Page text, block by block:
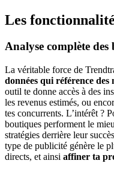
Les
Analyse complète
La véritable force de
données qui référence
outil te donne accès à des
les revenus estimés, ou
tes concurrents. L’intérêt ?
boutiques performent le
stratégies derrière leur
type de publicité génère le
directs, et ainsi affiner ta